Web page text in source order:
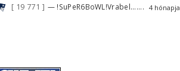
4 hónapja
19 771 — !SuPeR6BoWL!Vrabel.......